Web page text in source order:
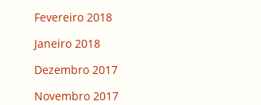
Fevereiro 2018
Janeiro 2018
Dezembro 2017
Novembro 2017